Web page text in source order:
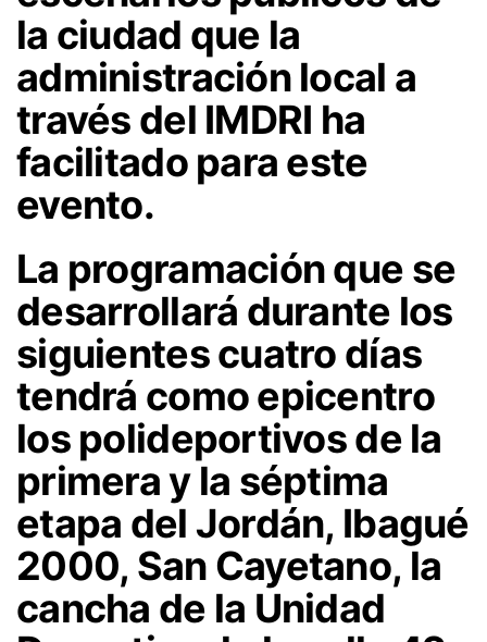
la ciudad que la
administración local a
través del IMDRI ha
facilitado para este
evento.
La programación que se
desarrollará durante los
siguientes cuatro días
tendrá como epicentro
los polideportivos de la
primera y la séptima
etapa del Jordán, Ibagué
2000, San Cayetano, la
cancha de la Unidad